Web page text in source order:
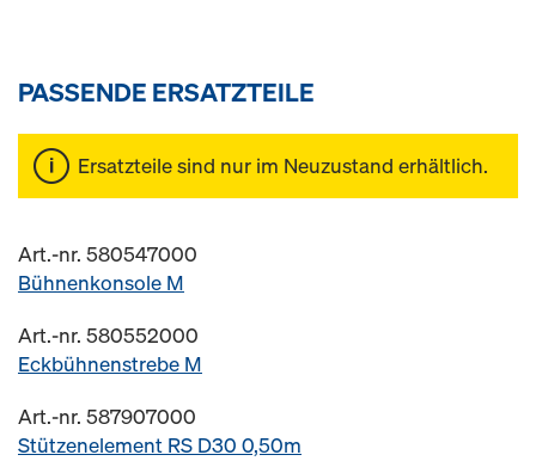
PASSENDE ERSATZTEILE
Ersatzteile sind nur im Neuzustand erhältlich.
Art.-nr. 580547000
Bühnenkonsole M
Art.-nr. 580552000
Eckbühnenstrebe M
Art.-nr. 587907000
Stützenelement RS D30 0,50m